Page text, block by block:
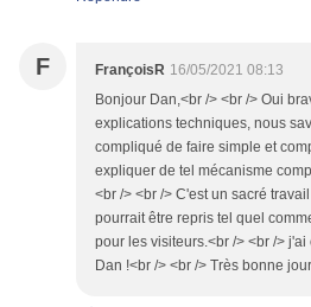
F FrançoisR 16/05/2021 08:13
Bonjour Dan,<br /> <br /> Oui
explications techniques, nous
compliqué de faire simple et
expliquer de tel mécanisme
<br /> <br /> C'est un sacré
pourrait être repris tel quel
pour les visiteurs.<br /> <br />
Dan !<br /> <br /> Très bonne